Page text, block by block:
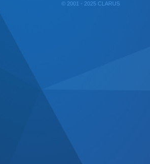
© 2001 - 2025 CLARUS